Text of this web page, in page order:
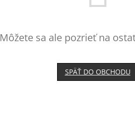
Môžete sa ale pozrieť na
SPÄŤ DO OBCHODU